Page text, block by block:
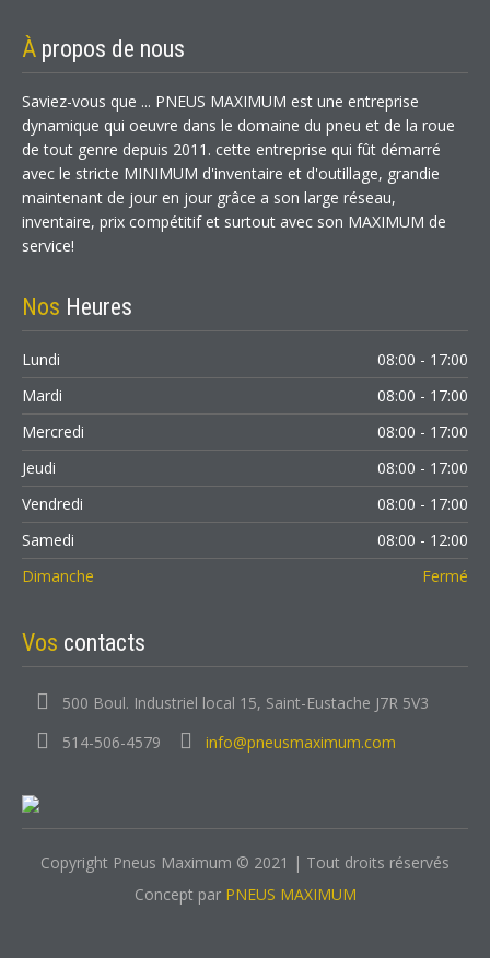
À propos de nous
Saviez-vous que ... PNEUS MAXIMUM est une entreprise
dynamique qui oeuvre dans le domaine du pneu et de la roue
de tout genre depuis 2011. cette entreprise qui fût démarré
avec le stricte MINIMUM d'inventaire et d'outillage, grandie
maintenant de jour en jour grâce a son large réseau,
inventaire, prix compétitif et surtout avec son MAXIMUM de
service!
Nos Heures
Lundi
08:00 - 17:00
Mardi
08:00 - 17:00
Mercredi
08:00 - 17:00
Jeudi
08:00 - 17:00
Vendredi
08:00 - 17:00
Samedi
08:00 - 12:00
Dimanche
Fermé
Vos contacts
500 Boul. Industriel local 15, Saint-Eustache J7R 5V3
514-506-4579
info@pneusmaximum.com
Copyright Pneus Maximum © 2021 | Tout droits réservés
Concept par PNEUS MAXIMUM